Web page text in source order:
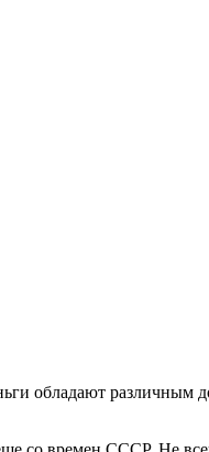
обладают различным